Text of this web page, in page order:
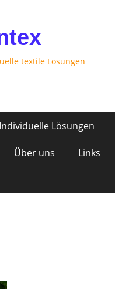
textile Lösungen
Individuelle Lösungen
Über uns Links